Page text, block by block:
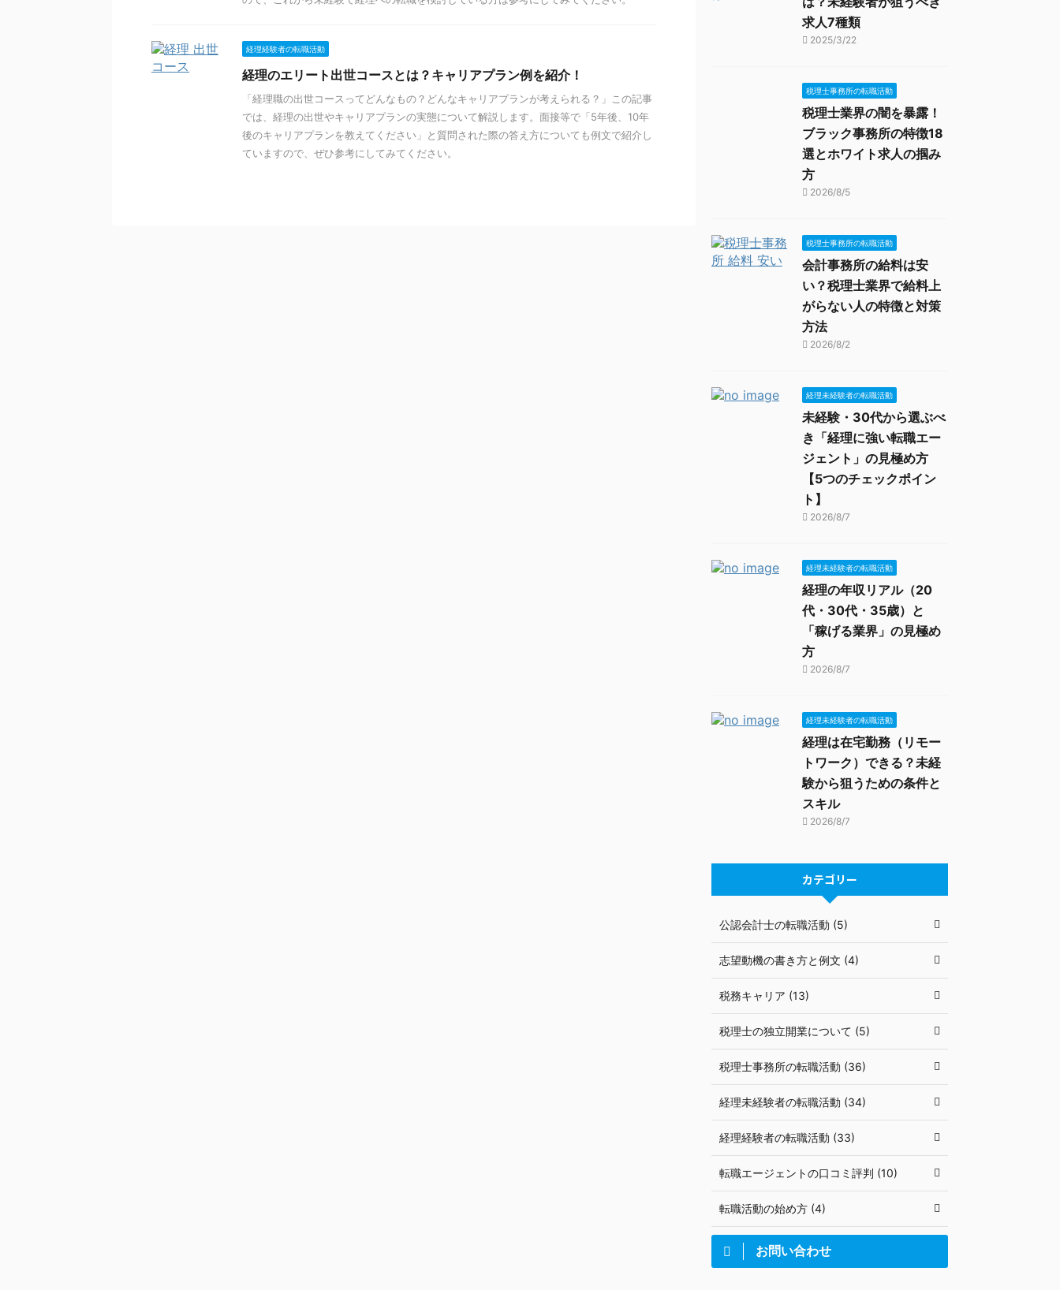
経理経験者の転職活動
経理のエリート出世コースとは？キャリアプラン例を紹介！
「経理職の出世コースってどんなもの？どんなキャリアプランが考えられる？」この記事
では、経理の出世やキャリアプランの実態について解説します。面接等で「5年後、10年
後のキャリアプランを教えてください」と質問された際の答え方についても例文で紹介し
ていますので、ぜひ参考にしてみてください。
求人7種類
2025/3/22
税理士事務所の転職活動
税理士業界の闇を暴露！
ブラック事務所の特徴18
選とホワイト求人の掴み
方
2026/8/5
税理士事務所の転職活動
会計事務所の給料は安
い？税理士業界で給料上
がらない人の特徴と対策
方法
2026/8/2
経理未経験者の転職活動
未経験・30代から選ぶべ
き「経理に強い転職エー
ジェント」の見極め方
【5つのチェックポイン
ト】
2026/8/7
経理未経験者の転職活動
経理の年収リアル（20
代・30代・35歳）と
「稼げる業界」の見極め
方
2026/8/7
経理未経験者の転職活動
経理は在宅勤務（リモー
トワーク）できる？未経
験から狙うための条件と
スキル
2026/8/7
カテゴリー
公認会計士の転職活動 (5)
志望動機の書き方と例文 (4)
税務キャリア (13)
税理士の独立開業について (5)
税理士事務所の転職活動 (36)
経理未経験者の転職活動 (34)
経理経験者の転職活動 (33)
転職エージェントの口コミ評判 (10)
転職活動の始め方 (4)
お問い合わせ